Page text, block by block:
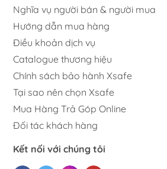
Nghĩa vụ người bán & người mua
Hướng dẫn mua hàng
Điều khoản dịch vụ
Catalogue thương hiệu
Chính sách bảo hành Xsafe
Tại sao nên chọn Xsafe
Mua Hàng Trả Góp Online
Đối tác khách hàng
Kết nối với chúng tôi